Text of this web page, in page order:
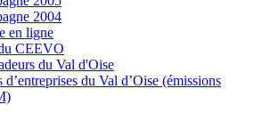
2004
en ligne
CEEVO
du Val d'Oise
d’entreprises du Val d’Oise (émissions